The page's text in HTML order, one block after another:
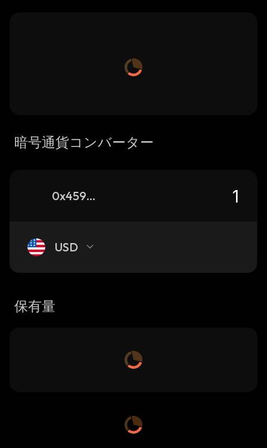
暗号通貨コンバーター
0x4599dbf894f3c4f4bb67115567aa830f11a8dd27_robinhood
USD
保有量